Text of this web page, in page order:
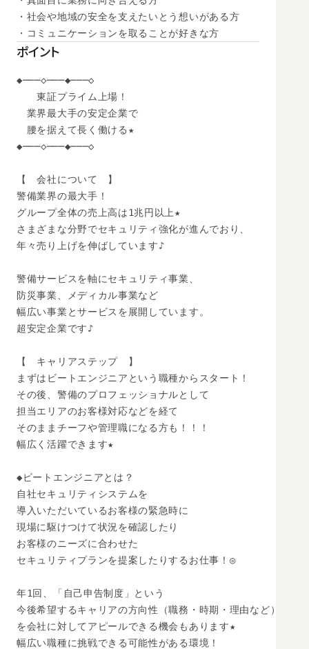
・社会や地域の安全を支えたいとう想いがある方
・コミュニケーションを取ることが好きな方
ポイント
◆───◇───◆───◇
東証プライム上場！
業界最大手の安定企業で
腰を据えて長く働ける★
◆───◇───◆───◇
【　会社について　】
警備業界の最大手！
グループ全体の売上高は1兆円以上★
さまざまな分野でセキュリティ強化が進んでおり、
年々売り上げを伸ばしています♪
警備サービスを軸にセキュリティ事業、
防災事業、メディカル事業など
幅広い事業とサービスを展開しています。
超安定企業です♪
【　キャリアステップ　】
まずはビートエンジニアという職種からスタート！
その後、警備のプロフェッショナルとして
担当エリアのお客様対応などを経て
そのままチーフや管理職になる方も！！！
幅広く活躍できます★
◆ビートエンジニアとは？
自社セキュリティシステムを
導入いただいているお客様の緊急時に
現場に駆けつけて状況を確認したり
お客様のニーズに合わせた
セキュリティプランを提案したりするお仕事！◎
年1回、「自己申告制度」という
今後希望するキャリアの方向性（職務・時期・理由など）
を会社に対してアピールできる機会もあります★
幅広い職種に挑戦できる可能性がある環境！